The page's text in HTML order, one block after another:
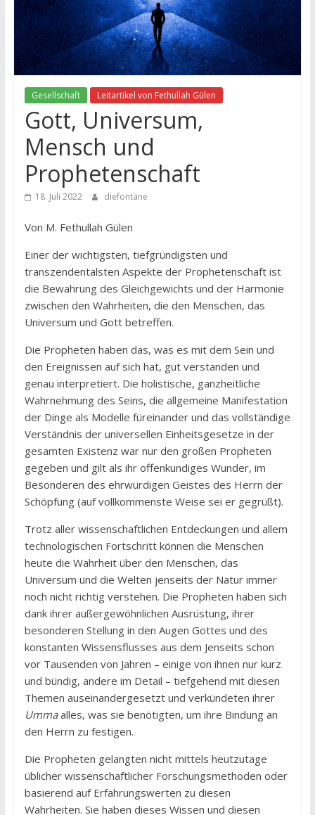
Gesellschaft Leitartikel von Fethullah Gülen
Gott, Universum,
Mensch und
Prophetenschaft
18. Juli 2022 diefontäne
Von M. Fethullah Gülen
Einer der wichtigsten, tiefgründigsten und
transzendentalsten Aspekte der Prophetenschaft ist
die Bewahrung des Gleichgewichts und der Harmonie
zwischen den Wahrheiten, die den Menschen, das
Universum und Gott betreffen.
Die Propheten haben das, was es mit dem Sein und
den Ereignissen auf sich hat, gut verstanden und
genau interpretiert. Die holistische, ganzheitliche
Wahrnehmung des Seins, die allgemeine Manifestation
der Dinge als Modelle füreinander und das vollständige
Verständnis der universellen Einheitsgesetze in der
gesamten Existenz war nur den großen Propheten
gegeben und gilt als ihr offenkundiges Wunder, im
Besonderen des ehrwürdigen Geistes des Herrn der
Schöpfung (auf vollkommenste Weise sei er gegrüßt).
Trotz aller wissenschaftlichen Entdeckungen und allem
technologischen Fortschritt können die Menschen
heute die Wahrheit über den Menschen, das
Universum und die Welten jenseits der Natur immer
noch nicht richtig verstehen. Die Propheten haben sich
dank ihrer außergewöhnlichen Ausrüstung, ihrer
besonderen Stellung in den Augen Gottes und des
konstanten Wissensflusses aus dem Jenseits schon
vor Tausenden von Jahren – einige von ihnen nur kurz
und bündig, andere im Detail – tiefgehend mit diesen
Themen auseinandergesetzt und verkündeten ihrer
Ummaalles, was sie benötigten, um ihre Bindung an
den Herrn zu festigen.
Die Propheten gelangten nicht mittels heutzutage
üblicher wissenschaftlicher Forschungsmethoden oder
basierend auf Erfahrungswerten zu diesen
Wahrheiten. Sie haben dieses Wissen und diesen